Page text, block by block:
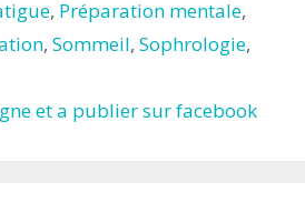
, Préparation mentale,
, Sommeil, Sophrologie,
et a publier sur facebook